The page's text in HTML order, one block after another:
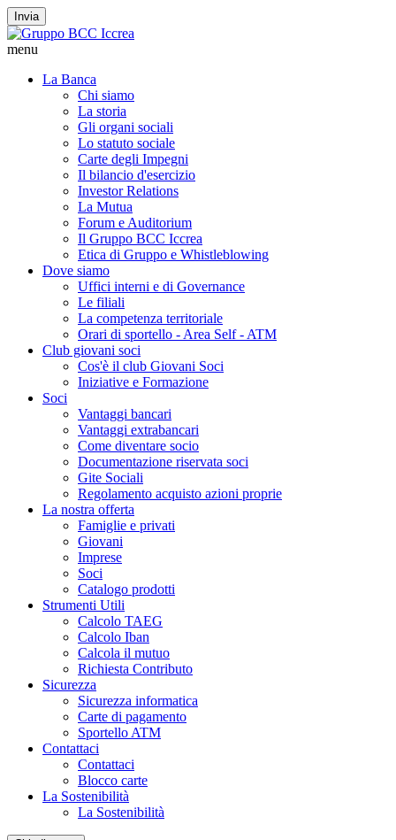
Invia
menu
La Banca
Chi siamo
La storia
Gli organi sociali
Lo statuto sociale
Carte degli Impegni
Il bilancio d'esercizio
Investor Relations
La Mutua
Forum e Auditorium
Il Gruppo BCC Iccrea
Etica di Gruppo e Whistleblowing
Dove siamo
Uffici interni e di Governance
Le filiali
La competenza territoriale
Orari di sportello - Area Self - ATM
Club giovani soci
Cos'è il club Giovani Soci
Iniziative e Formazione
Soci
Vantaggi bancari
Vantaggi extrabancari
Come diventare socio
Documentazione riservata soci
Gite Sociali
Regolamento acquisto azioni proprie
La nostra offerta
Famiglie e privati
Giovani
Imprese
Soci
Catalogo prodotti
Strumenti Utili
Calcolo TAEG
Calcolo Iban
Calcola il mutuo
Richiesta Contributo
Sicurezza
Sicurezza informatica
Carte di pagamento
Sportello ATM
Contattaci
Contattaci
Blocco carte
La Sostenibilità
La Sostenibilità